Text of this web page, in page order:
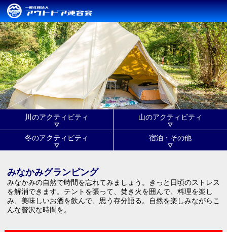
川のアクティビティ 山のアクティビティ
冬のアクティビティ 宿泊・その他
みなかみグランピング
みなかみの自然で時間を忘れてみましょう。きっと日頃のストレス
を解消できます。テントを張って、焚き火を囲んで、料理を楽し
み、美味しいお酒を飲んで、思う存分語る。自然を楽しみながらこ
んな贅沢な時間を。